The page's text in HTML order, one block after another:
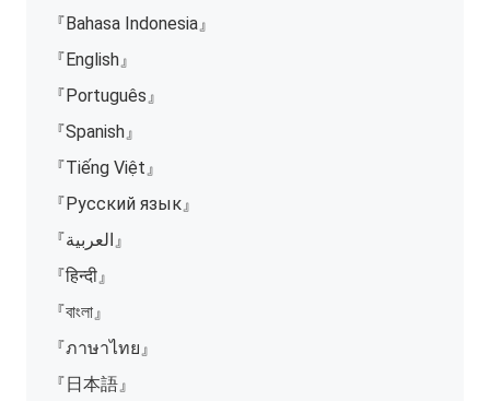
『Bahasa Indonesia』
『English』
『Português』
『Spanish』
『Tiếng Việt』
『Русский язык』
『العربية』
『हिन्दी』
『বাংলা』
『ภาษาไทย』
『日本語』